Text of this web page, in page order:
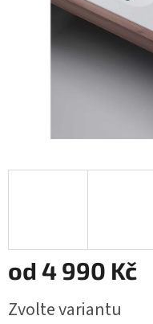
od 4 990 Kč
cena:
Zvolte variantu